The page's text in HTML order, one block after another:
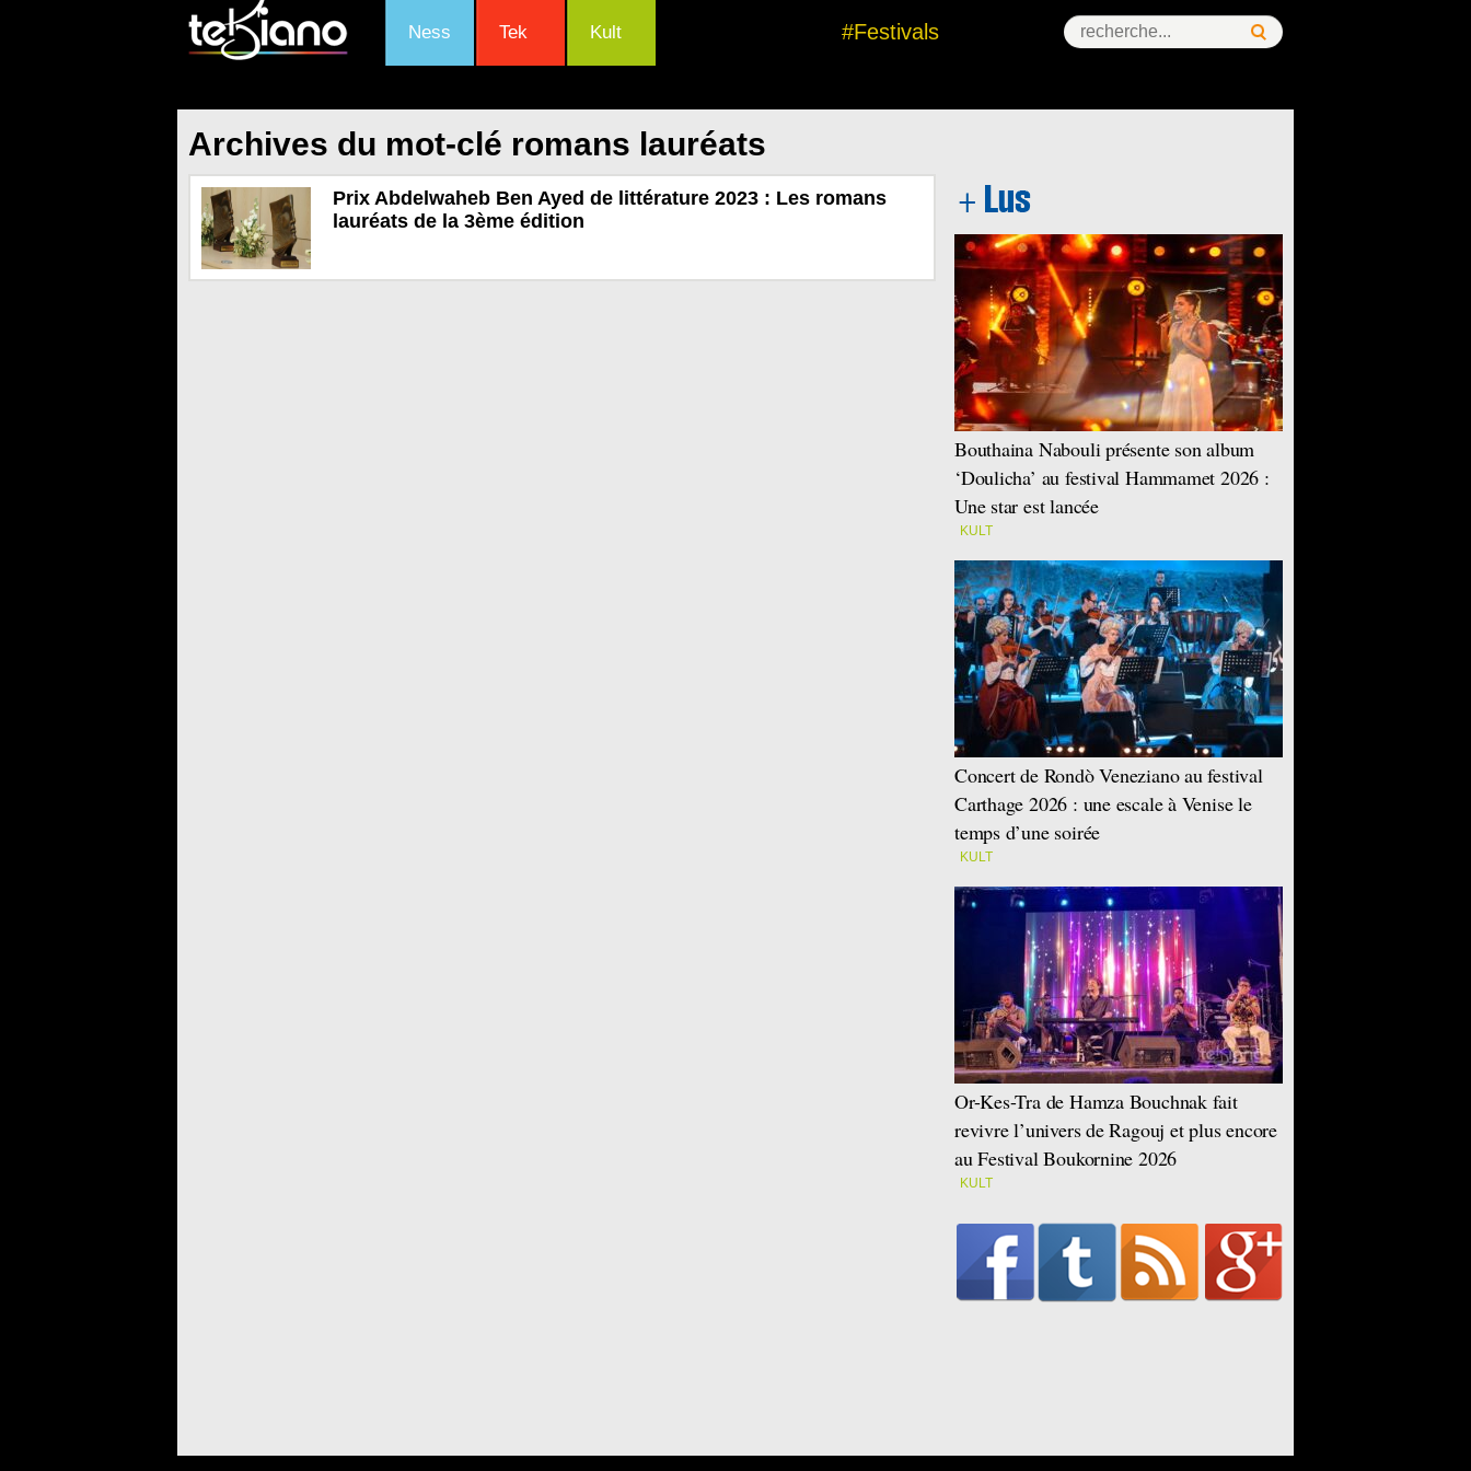
Ness Tek Kult #Festivals
Archives du mot-clé romans lauréats
Prix Abdelwaheb Ben Ayed de littérature 2023 : Les romans
lauréats de la 3ème édition
Bouthaina Nabouli présente son album
‘Doulicha’ au festival Hammamet 2026 :
Une star est lancée
KULT
Concert de Rondò Veneziano au festival
Carthage 2026 : une escale à Venise le
temps d’une soirée
KULT
Or-Kes-Tra de Hamza Bouchnak fait
revivre l’univers de Ragouj et plus encore
au Festival Boukornine 2026
KULT